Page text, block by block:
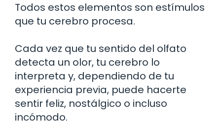
Todos estos elementos son estímulos
que tu cerebro procesa.
Cada vez que tu sentido del olfato
detecta un olor, tu cerebro lo
interpreta y, dependiendo de tu
experiencia previa, puede hacerte
sentir feliz, nostálgico o incluso
incómodo.